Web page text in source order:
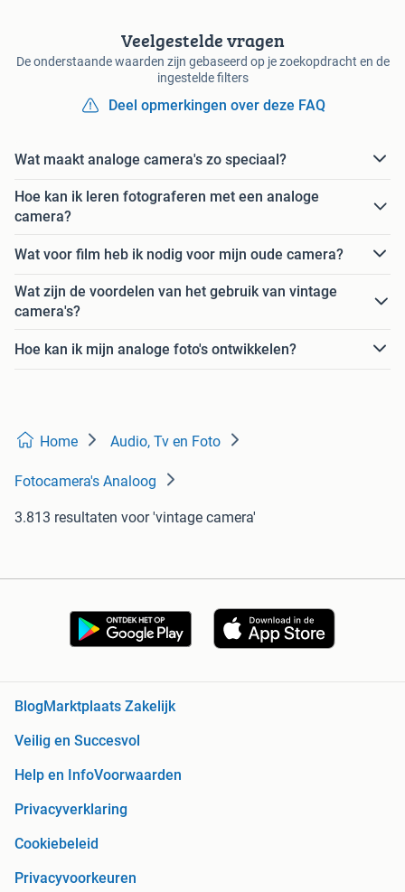
Veelgestelde vragen
De onderstaande waarden zijn gebaseerd op je zoekopdracht en de
ingestelde filters
Deel opmerkingen over deze FAQ
Wat maakt analoge camera's zo speciaal?
Hoe kan ik leren fotograferen met een analoge
camera?
Wat voor film heb ik nodig voor mijn oude camera?
Wat zijn de voordelen van het gebruik van vintage
camera's?
Hoe kan ik mijn analoge foto's ontwikkelen?
Home Audio, Tv en Foto
Fotocamera's Analoog
3.813 resultaten voor 'vintage camera'
BlogMarktplaats Zakelijk
Veilig en Succesvol
Help en InfoVoorwaarden
Privacyverklaring
Cookiebeleid
Privacyvoorkeuren